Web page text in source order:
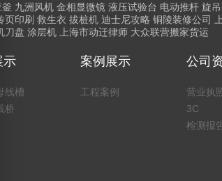
釜 九洲风机 金相显微镜 液压试验台 电动推杆 旋
页印刷 救生衣 拔桩机 迪士尼攻略 铜陵装修公司
刀盘 涂层机 上海市动迁律师 大众联营搬家货运
示
线槽
桥
案例展示
工程案例
公司
营业执
3C
检测报